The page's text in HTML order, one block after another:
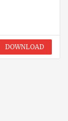
DOWNLOAD